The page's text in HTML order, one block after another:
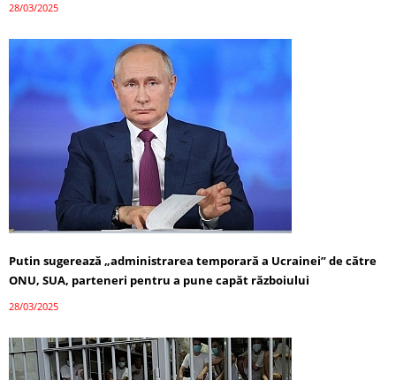
28/03/2025
Putin sugerează „administrarea temporară a Ucrainei” de către
ONU, SUA, parteneri pentru a pune capăt războiului
28/03/2025